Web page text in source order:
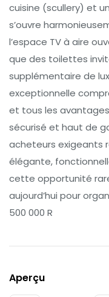
cuisine (scullery) et
s’ouvre
l’espace TV à aire
que des toilettes
supplémentaire de
exceptionnelle
et tous les
sécurisé et haut de
acheteurs exigeants
élégante,
cette opportunité
aujourd’hui pour
500 000 R
Aperçu